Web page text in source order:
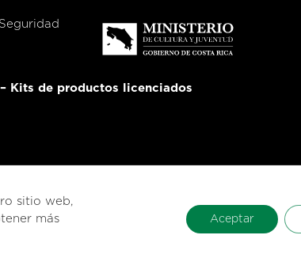
Kits de productos licenciados
sitio web,
más
Aceptar